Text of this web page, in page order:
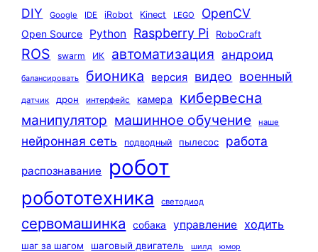
DIY Google IDE iRobot Kinect LEGO OpenCV
Open Source Python Raspberry Pi RoboCraft
ROS swarm ИК автоматизация андроид
балансировать бионика версия видео военный
датчик дрон интерфейс камера кибервесна
манипулятор машинное обучение наше
нейронная сеть подводный пылесос работа
распознавание робот
робототехника светодиод
сервомашинка собака управление ходить
шаг за шагом шаговый двигатель шилд юмор